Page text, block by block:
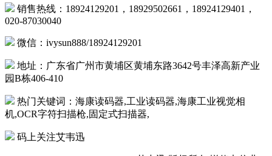
销售热线：18924129201，18929502661，18924129401，
020-87030040
微信：ivysun888/18924129201
地址：广东省广州市黄埔区黄埔东路3642号丰泽高新产业
园B栋406-410
热门关键词：海康读码器,工业读码器,海康工业视觉相
机,OCR字符扫描枪,固定式扫描器,
码上关注艾韦迅